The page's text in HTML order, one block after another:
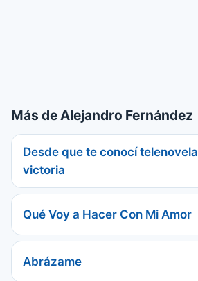
Más de Alejandro Fernández
Desde que te conocí telenovela
victoria
Qué Voy a Hacer Con Mi Amor
Abrázame